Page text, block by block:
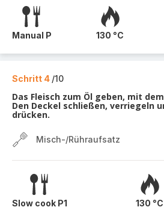
Manual P 130 °C
Schritt 4 /10
Das Fleisch zum Öl geben, mit
Den Deckel schließen, verriegeln
drücken.
Misch-/Rühraufsatz
Slow cook P1 130 °C